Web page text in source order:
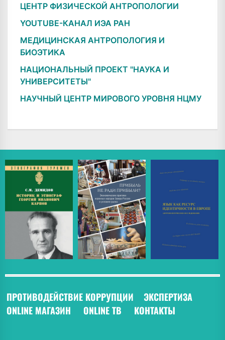
ЦЕНТР ФИЗИЧЕСКОЙ АНТРОПОЛОГИИ
YOUTUBE-КАНАЛ ИЭА РАН
МЕДИЦИНСКАЯ АНТРОПОЛОГИЯ И
БИОЭТИКА
НАЦИОНАЛЬНЫЙ ПРОЕКТ "НАУКА И
УНИВЕРСИТЕТЫ"
НАУЧНЫЙ ЦЕНТР МИРОВОГО УРОВНЯ НЦМУ
ПРОТИВОДЕЙСТВИЕ КОРРУПЦИИ ЭКСПЕРТИЗА
ONLINE МАГАЗИН
ONLINE ТВ КОНТАКТЫ